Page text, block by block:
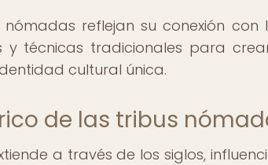
reflejan su conexión con
y técnicas tradicionales para
cultural única.
de las tribus
a través de los siglos,